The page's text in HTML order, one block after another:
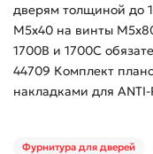
дверям толщиной до
М5х40 на винты
1700В и 1700С
44709 Комплект
накладками для ANTI-
Фурнитура для дверей